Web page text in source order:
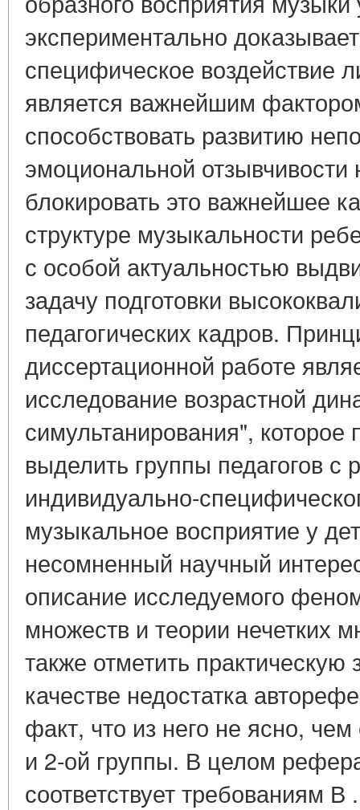
экспериментально
специфическое воздействие
является важнейшим
способствовать развитию
эмоциональной отзывчивости
блокировать это важнейшее
структуре музыкальности
с особой актуальностью
задачу подготовки
педагогических кадров.
диссертационной работе
исследование возрастной
симультанирования", которое
выделить группы педагогов
индивидуально-
музыкальное восприятие у
несомненный научный
описание исследуемого
множеств и теории нечетких
также отметить
качестве недостатка
факт, что из него не ясно,
и 2-ой группы. В целом
соответствует требованиям В